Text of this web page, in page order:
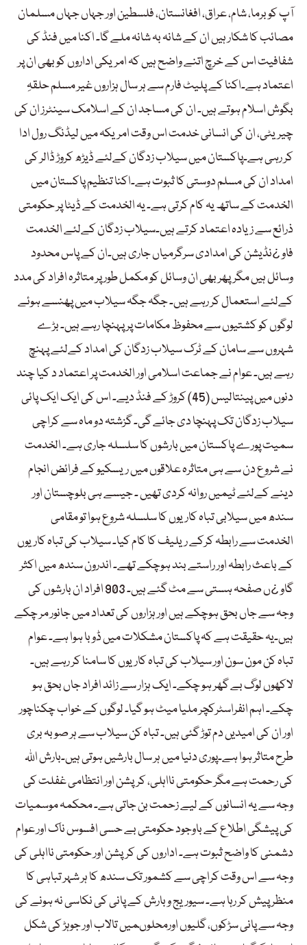
آپ کو برما، شام، عراق، افغانستان، فلسطین اور جہاں جہاں مسلمان
مصائب کا شکار ہیں ان کے شانہ بہ شانہ ملے گا۔ اکنا میں فنڈ کی
شفافیت اس کے خرچ اتنے واضح ہیں کہ امریکی اداروں کو بھی ان پر
اعتماد ہے۔اکنا کے پلیٹ فارم سے ہر سال ہزاروں غیر مسلم حلقہِ
بگوش اسلام ہوتے ہیں۔ ان کی مساجد ان کے اسلامک سینٹرز ان کی
چیریٹی، ان کی انسانی خدمت اس وقت امریکہ میں لیڈنگ رول ادا
کر رہی ہے۔پاکستان میں سیلاب زدگان کےلئے ڈیڑھ کروڑ ڈالر کی
امداد ان کی مسلم دوستی کا ثبوت ہے۔اکنا تنظیم پاکستان میں
الخدمت کے ساتھ یہ کام کرتی ہے۔ یہ الخدمت کے ڈیٹا پر حکومتی
ذرائع سے زیادہ اعتماد کرتے ہیں۔سیلاب زدگان کےلئے الخدمت
فاو ¿نڈیشن کی امدادی سرگرمیاں جاری ہیں۔ان کے پاس محدود
وسائل ہیں مگرپھر بھی ان وسائل کو مکمل طور پر متاثرہ افراد کی مدد
کےلئے استعمال کر رہے ہیں۔ جگہ جگہ سیلاب میں پھنسے ہوئے
لوگوں کو کشتیوں سے محفوظ مکامات پر پہنچا رہے ہیں۔ بڑے
شہروں سے سامان کے ٹرک سیلاب زدگان کی امداد کےلئے پہنچ
رہے ہیں۔ عوام نے جماعت اسلامی اور الخدمت پر اعتماد د کیا چند
دنوں میں پینتالیس (45) کروڑ کے فنڈ دیے۔ اس کی ایک ایک پائی
سیلاب زدگان تک پہنچا دی جائے گی۔ گزشتہ دو ماہ سے کراچی
سمیت پورے پاکستان میں بارشوں کا سلسلہ جاری ہے۔ الخدمت
نے شروع دن سے ہی متاثرہ علاقوں میں ریسکیو کے فرائض انجام
دینے کےلئے ٹیمیں روانہ کردی تھیں ۔ جیسے ہی بلوچستان اور
سندھ میں سیلابی تباہ کاریوں کا سلسلہ شروع ہوا تو مقامی
الخدمت سے رابطہ کرکے ریلیف کا کام کیا۔ سیلاب کی تباہ کاریوں
کے باعث رابطہ اور راستے بند ہوچکے تھے۔ اندرون سندھ میں اکثر
گاو ¿ں صفحہ ہستی سے مٹ گئے ہیں۔ 903 افراد ان بارشوں کی
وجہ سے جاں بحق ہوچکے ہیں اور ہزاروں کی تعداد میں جانور مر چکے
ہیں۔یہ حقیقت ہے کہ پاکستان مشکلات میں ڈوبا ہوا ہے۔ عوام
تباہ کن مون سون اور سیلاب کی تباہ کاریوں کا سامنا کر رہے ہیں۔
لاکھوں لوگ بے گھر ہو چکے۔ ایک ہزار سے زائد افراد جاں بحق ہو
چکے۔ اہم انفراسٹرکچر ملیا میٹ ہو گیا۔ لوگوں کے خواب چکناچور
اور ان کی امیدیں دم توڑ گئی ہیں۔ تباہ کن سیلاب سے ہر صوبہ بری
طرح متاثر ہوا ہے۔پوری دنیا میں ہر سال بارشیں ہوتی ہیں۔بارش اللہ
کی رحمت ہے مگر حکومتی نااہلی، کرپشن اور انتظامی غفلت کی
وجہ سے یہ انسانوں کے لیے زحمت بن جاتی ہے۔ محکمہ موسمیات
کی پیشگی اطلاع کے باوجود حکومتی بے حسی افسوس ناک اور عوام
دشمنی کا واضح ثبوت ہے۔ اداروں کی کرپشن اور حکومتی نااہلی کی
وجہ سے اس وقت کراچی سے کشمور تک سندھ کا ہر شہر تباہی کا
منظر پیش کر رہا ہے۔ سیوریج و بارش کے پانی کی نکاسی نہ ہونے کی
وجہ سے پانی سڑکوں، گلیوں اورمحلوںمیں تالاب اور جوہڑ کی شکل